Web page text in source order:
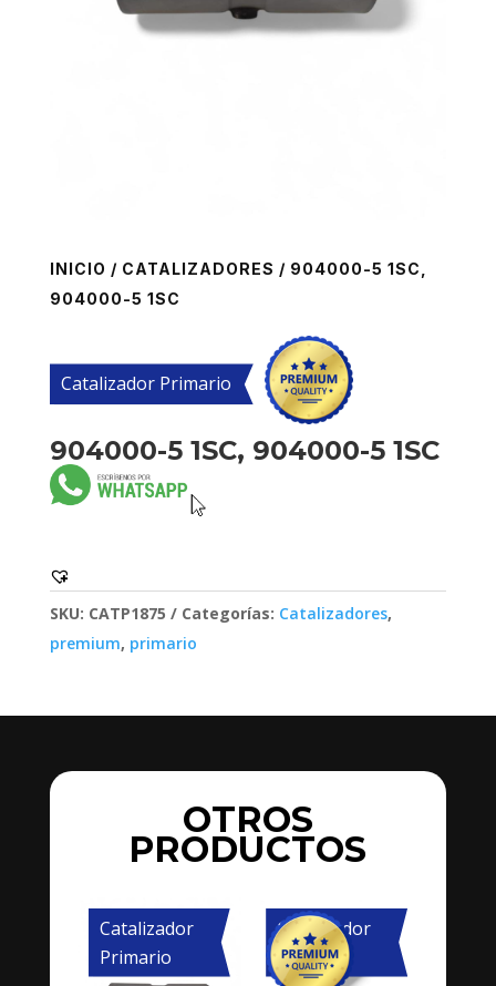
INICIO / CATALIZADORES / 904000-5 1SC,
904000-5 1SC
Catalizador Primario
904000-5 1SC, 904000-5 1SC
SKU: CATP1875 Categorías: Catalizadores,
premium, primario
OTROS
PRODUCTOS
Catalizador
Primario
Catalizador
Primario